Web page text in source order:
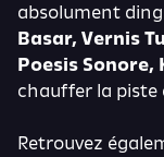
absolument
Basar, Vernis
Poesis Sonore,
chauffer la piste
Retrouvez